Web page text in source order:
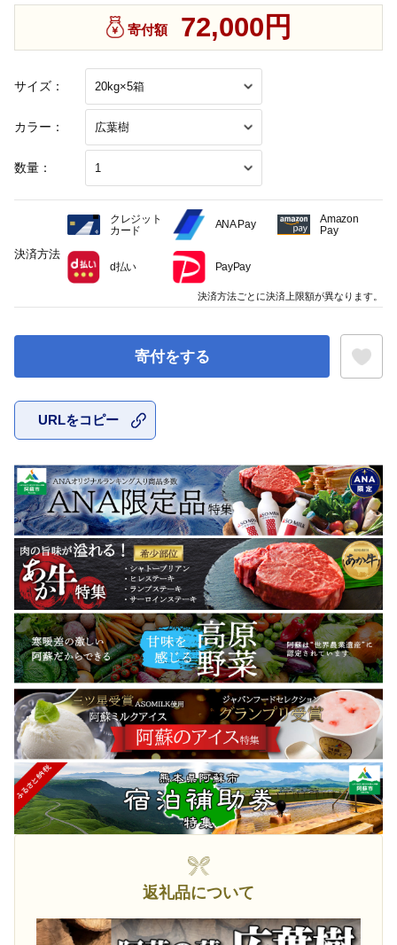
サイズ：
カラー：
数量：
寄付額 72,000円
寄付をする
URLをコピー
返礼品について
決済方法
クレジット
カード
ANA Pay
Amazon
Pay
d払い PayPay
決済方法ごとに決済上限額が異なります。